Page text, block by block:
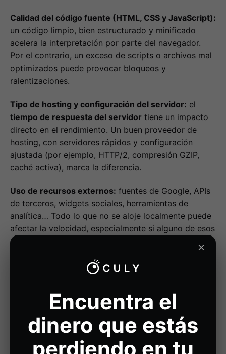
Calidad del código fuente (HTML, CSS y JavaScript):
un código limpio, bien estructurado y minificado
acelera la interpretación por parte del navegador.
Por el contrario, un exceso de scripts o archivos mal
optimizados puede provocar bloqueos y
ralentizaciones.
Tipo de hosting y configuración del servidor: el
tiempo de respuesta del servidor tiene un impacto
directo en el rendimiento. Un buen proveedor de
hosting, con servidores rápidos y configuración
ajustada (por ejemplo, HTTP/2, compresión GZIP,
caché activa), marca la diferencia.
Uso de recursos externos: fuentes de Google, APIs
de terceros, widgets sociales, herramientas de
analítica… Todo lo que no se aloje localmente puede
afectar la velocidad, especialmente si alguno de esos
recursos falla o es lento.
Dispositivos móviles y tipo de conexión:
los usuarios acceden desde ordenadores con fibra
debe ser rápida, ligera y adaptada a conexiones
móviles, donde cada segundo cuenta.
Arquitectura del sitio y CMS utilizado:
que está organizado un sitio influye en cómo se
×
Encuentra el
dinero que estás
perdiendo en tu